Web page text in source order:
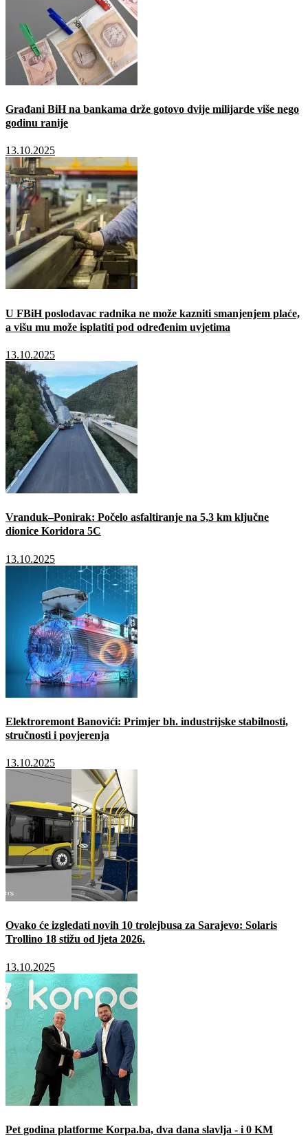
Građani BiH na bankama drže gotovo dvije milijarde više nego
godinu ranije
13.10.2025
U FBiH poslodavac radnika ne može kazniti smanjenjem plaće,
a višu mu može isplatiti pod određenim uvjetima
13.10.2025
Vranduk–Ponirak: Počelo asfaltiranje na 5,3 km ključne
dionice Koridora 5C
13.10.2025
Elektroremont Banovići: Primjer bh. industrijske stabilnosti,
stručnosti i povjerenja
13.10.2025
Ovako će izgledati novih 10 trolejbusa za Sarajevo: Solaris
Trollino 18 stižu od ljeta 2026.
13.10.2025
Pet godina platforme Korpa.ba, dva dana slavlja - i 0 KM